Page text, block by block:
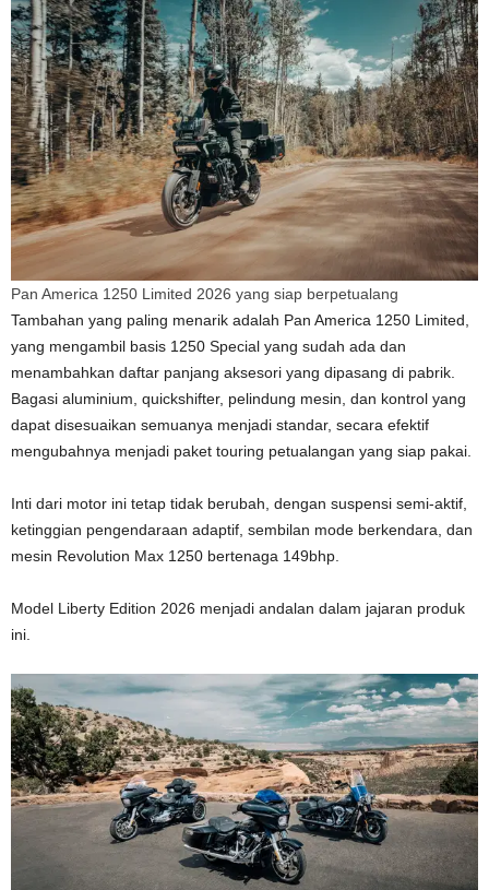
Pan America 1250 Limited 2026 yang siap berpetualang
Tambahan yang paling menarik adalah Pan America 1250 Limited,
yang mengambil basis 1250 Special yang sudah ada dan
menambahkan daftar panjang aksesori yang dipasang di pabrik.
Bagasi aluminium, quickshifter, pelindung mesin, dan kontrol yang
dapat disesuaikan semuanya menjadi standar, secara efektif
mengubahnya menjadi paket touring petualangan yang siap pakai.
Inti dari motor ini tetap tidak berubah, dengan suspensi semi-aktif,
ketinggian pengendaraan adaptif, sembilan mode berkendara, dan
mesin Revolution Max 1250 bertenaga 149bhp.
Model Liberty Edition 2026 menjadi andalan dalam jajaran produk
ini.